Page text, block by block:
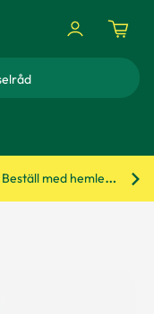
Beställ med hemleverans!